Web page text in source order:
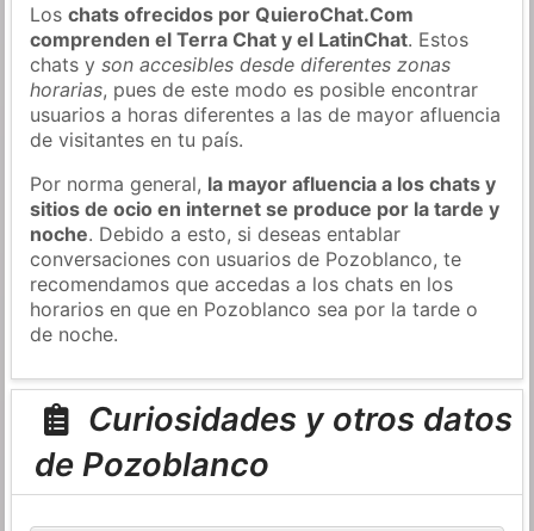
Loschats ofrecidos por QuieroChat.Com
comprenden el Terra Chat y el LatinChat. Estos
chats yson accesibles desde diferentes zonas
horarias, pues de este modo es posible encontrar
usuarios a horas diferentes a las de mayor afluencia
de visitantes en tu país.
Por norma general, la mayor afluencia a los chats y
sitios de ocio en internet se produce por la tarde y
noche. Debido a esto, si deseas entablar
conversaciones con usuarios de Pozoblanco, te
recomendamos que accedas a los chats en los
horarios en que en Pozoblanco sea por la tarde o
de noche.
Curiosidades y otros datos
de Pozoblanco